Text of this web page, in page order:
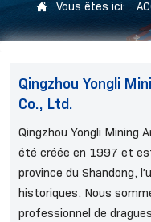
 Vous êtes ici:
Qingzhou Yongli
Co., Ltd.
Qingzhou Yongli Mining
été créée en 1997 et
province du Shandong,
historiques. Nous
professionnel de